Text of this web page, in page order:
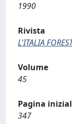
1990
Rivista
L'ITALIA
Volume
45
Pagina
347